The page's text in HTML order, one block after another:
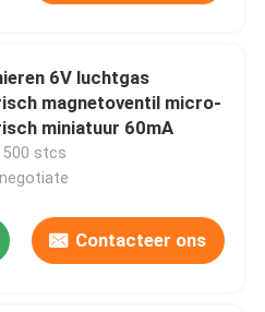
6V luchtgas
magnetoventil micro-
miniatuur 60mA
500 stcs
Contacteer ons